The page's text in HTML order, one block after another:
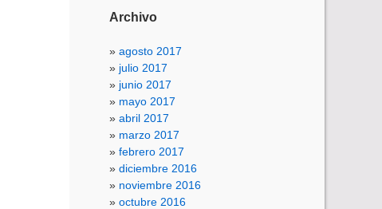
Archivo
agosto 2017
julio 2017
junio 2017
mayo 2017
abril 2017
marzo 2017
febrero 2017
diciembre 2016
noviembre 2016
octubre 2016